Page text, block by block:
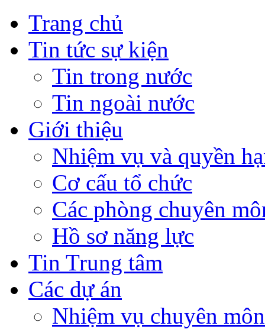
Trang chủ
Tin tức sự kiện
Tin trong nước
Tin ngoài nước
Giới thiệu
Nhiệm vụ và quyền
Cơ cấu tổ chức
Các phòng chuyên
Hồ sơ năng lực
Tin Trung tâm
Các dự án
Nhiệm vụ chuyên môn